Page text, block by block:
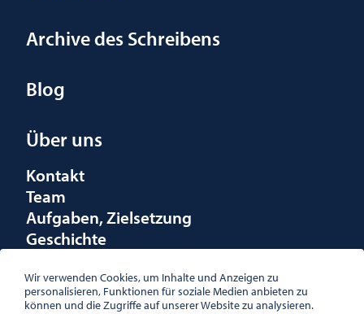
Archive des Schreibens
Blog
Über uns
Kontakt
Team
Aufgaben, Zielsetzung
Geschichte
Förderungen
Logo
Wir verwenden Cookies, um Inhalte und Anzeigen zu
personalisieren, Funktionen für soziale Medien anbieten zu
können und die Zugriffe auf unserer Website zu analysieren.